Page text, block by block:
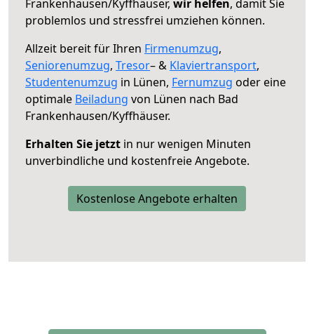
Frankenhausen/Kyffhäuser, wir helfen, damit Sie
problemlos und stressfrei umziehen können.
Allzeit bereit für Ihren Firmenumzug,
Seniorenumzug, Tresor– & Klaviertransport,
Studentenumzug in Lünen, Fernumzug oder eine
optimale Beiladung von Lünen nach Bad
Frankenhausen/Kyffhäuser.
Erhalten Sie jetzt in nur wenigen Minuten
unverbindliche und kostenfreie Angebote.
Kostenlose Angebote erhalten